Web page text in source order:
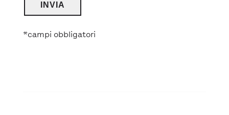
*campi obbligatori